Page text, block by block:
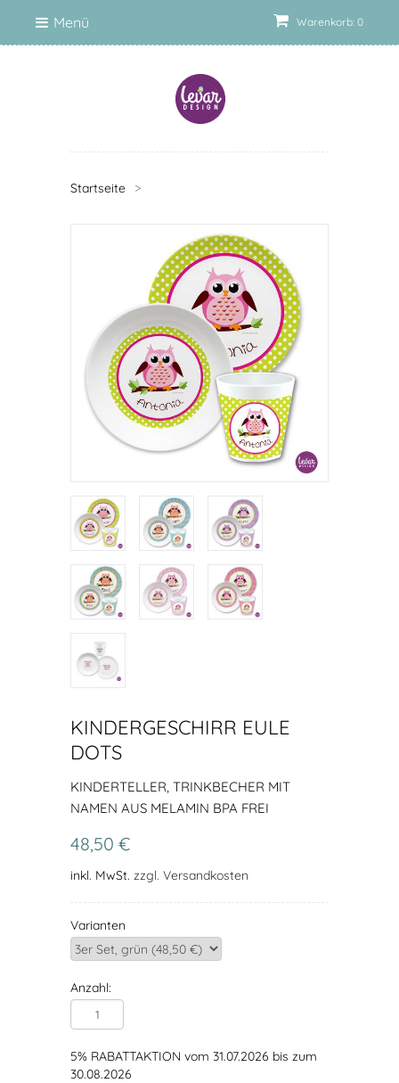
Warenkorb: 0
Menü
Startseite >
KINDERGESCHIRR EULE
DOTS
KINDERTELLER, TRINKBECHER MIT
NAMEN AUS MELAMIN BPA FREI
48,50 €
inkl. MwSt. zzgl. Versandkosten
Varianten
Anzahl:
5% RABATTAKTION vom 31.07.2026 bis zum
30.08.2026